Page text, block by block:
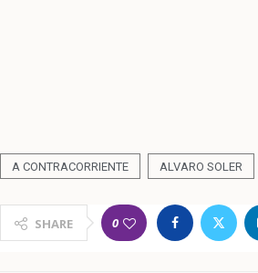
A CONTRACORRIENTE ALVARO SOLER
SHARE 0